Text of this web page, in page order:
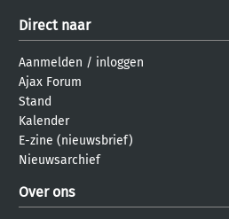
Direct naar
Aanmelden / inloggen
Ajax Forum
Stand
Kalender
E-zine (nieuwsbrief)
Nieuwsarchief
Over ons